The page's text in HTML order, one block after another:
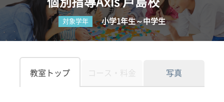
対象学年 小学1年生～中学生
教室トップ コース・料金 写真